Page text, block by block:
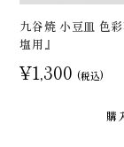
九谷焼 小豆皿 色
塩用』
¥1,300 (税込)
購